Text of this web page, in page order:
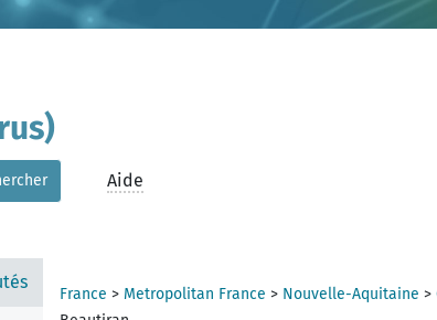
Aide
France > Metropolitan France > Nouvelle-Aquitaine >